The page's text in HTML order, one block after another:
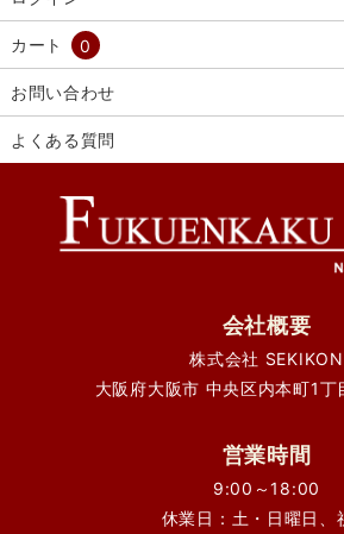
カート 0
お問い合わせ
よくある質問
会社概要
株式会社 SEKIKON
大阪府大阪市 中央区内本町1
営業時間
9:00～18:00
休業日：土・日曜日、